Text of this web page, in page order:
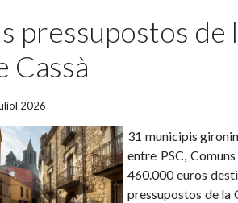
pressupostos
Cassà
2026
31 municipis
entre PSC,
460.000 euros
pressupostos de la